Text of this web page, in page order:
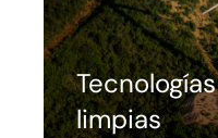
Tecnologías
limpias